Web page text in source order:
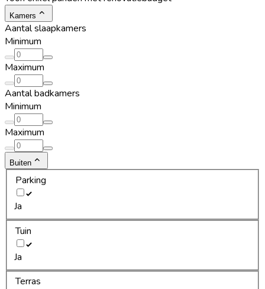
Kamers
Aantal slaapkamers
Minimum
Maximum
Aantal badkamers
Minimum
Maximum
Buiten
Parking
Ja
Tuin
Ja
Terras